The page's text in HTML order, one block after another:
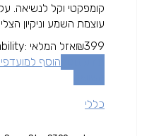
קומפקטי וקל לנשיאה.
עוצמת השמע וניקיון
₪399
אזל המלאי
הוסף
כללי